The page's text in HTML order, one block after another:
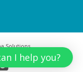
Solutions.
I help you?